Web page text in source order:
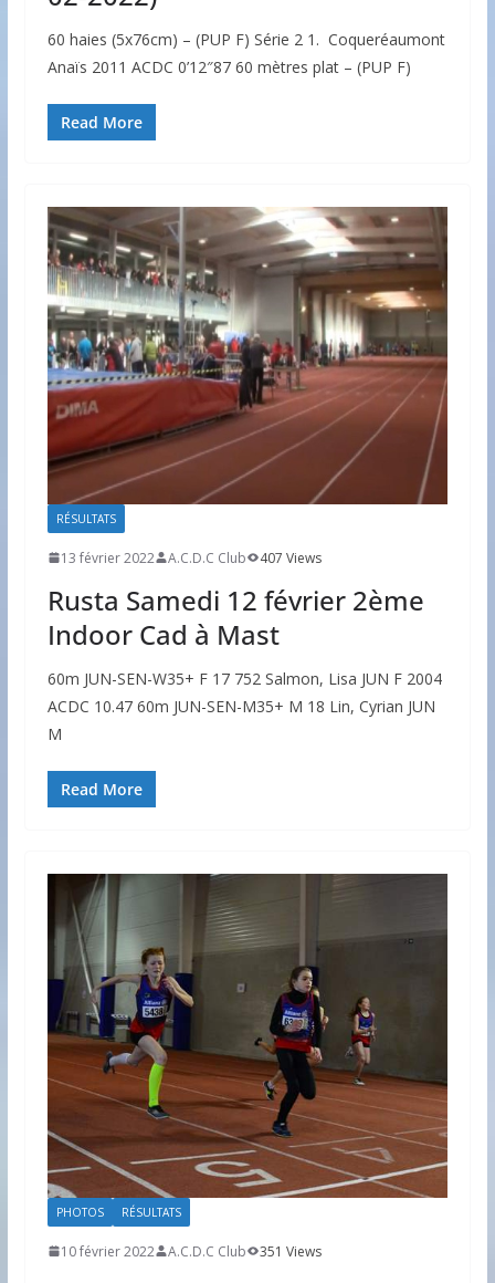
60 haies (5x76cm) – (PUP F) Série 2 1. Coqueréaumont
Anaïs 2011 ACDC 0’12″87 60 mètres plat – (PUP F)
Read More
RÉSULTATS
13 février 2022 A.C.D.C Club 407 Views
Rusta Samedi 12 février 2ème
Indoor Cad à Mast
60m JUN-SEN-W35+ F 17 752 Salmon, Lisa JUN F 2004
ACDC 10.47 60m JUN-SEN-M35+ M 18 Lin, Cyrian JUN
M
Read More
PHOTOS RÉSULTATS
10 février 2022 A.C.D.C Club 351 Views